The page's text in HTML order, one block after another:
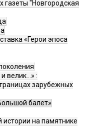
газеты "Новгородская
«Герои эпоса
велик…» :
зарубежных
балет»
на памятнике